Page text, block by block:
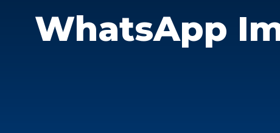
WhatsApp